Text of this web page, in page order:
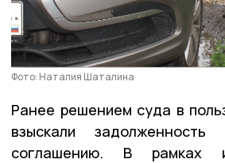
Фото: Наталия Шаталина
Ранее решением суда в
взыскали
соглашению. В рамках